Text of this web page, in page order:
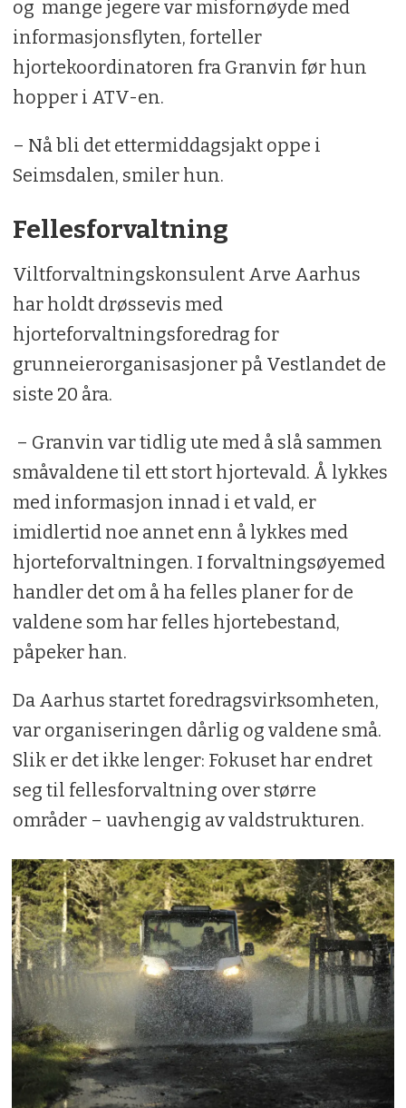
og mange jegere var misfornøyde med
informasjonsflyten, forteller
hjortekoordinatoren fra Granvin før hun
hopper i ATV-en.
– Nå bli det ettermiddagsjakt oppe i
Seimsdalen, smiler hun.
Fellesforvaltning
Viltforvaltningskonsulent Arve Aarhus
har holdt drøssevis med
hjorteforvaltningsforedrag for
grunneierorganisasjoner på Vestlandet de
siste 20 åra.
– Granvin var tidlig ute med å slå sammen
småvaldene til ett stort hjortevald. Å lykkes
med informasjon innad i et vald, er
imidlertid noe annet enn å lykkes med
hjorteforvaltningen. I forvaltningsøyemed
handler det om å ha felles planer for de
valdene som har felles hjortebestand,
påpeker han.
Da Aarhus startet foredragsvirksomheten,
var organiseringen dårlig og valdene små.
Slik er det ikke lenger: Fokuset har endret
seg til fellesforvaltning over større
områder – uavhengig av valdstrukturen.